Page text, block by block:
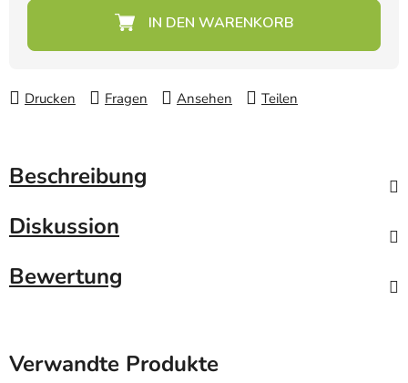
Verkaufspreis:
Drucken Fragen Ansehen Teilen
Beschreibung
Diskussion
Bewertung
Verwandte Produkte